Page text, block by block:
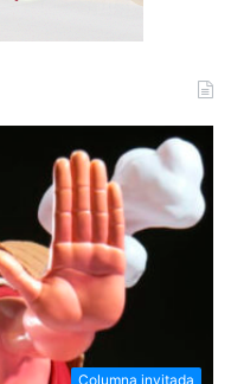
Columna invitada